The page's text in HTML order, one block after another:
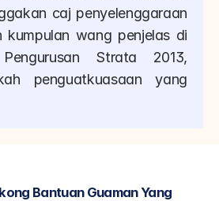
caj penyelenggaraan
kumpulan wang penjelas di
Strata 2013,
penguatkuasaan yang
Bantuan Guaman Yang